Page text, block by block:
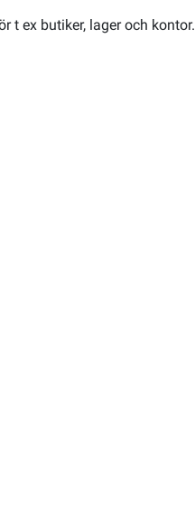
t ex butiker, lager och kontor.